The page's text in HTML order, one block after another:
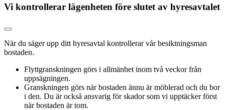
Vi kontrollerar lägenheten före slutet av hyresavtalet
När du säger upp ditt hyresavtal kontrollerar vår besiktningsman
bostaden.
Flyttgranskningen görs i allmänhet inom två veckor från
uppsägningen.
Granskningen görs när bostaden ännu är möblerad och du bor
i den. Du är också ansvarig för skador som vi upptäcker först
när bostaden är tom.